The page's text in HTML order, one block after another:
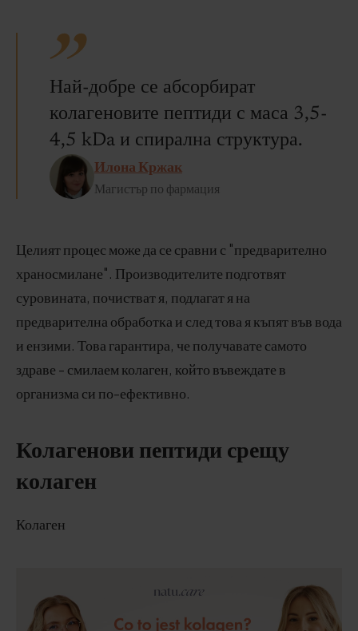
Най-добре се абсорбират
колагеновите пептиди с маса 3,5-
4,5 kDa и спирална структура.
Илона Кржак
Магистър по фармация
Целият процес може да се сравни с "предварително
храносмилане". Производителите подготвят
суровината, почистват я, подлагат я на
предварителна обработка и след това я къпят във вода
и ензими. Това гарантира, че получавате самото
здраве - смилаем колаген, който въвеждате в
организма си по-ефективно.
Колагенови пептиди срещу
колаген
Колаген